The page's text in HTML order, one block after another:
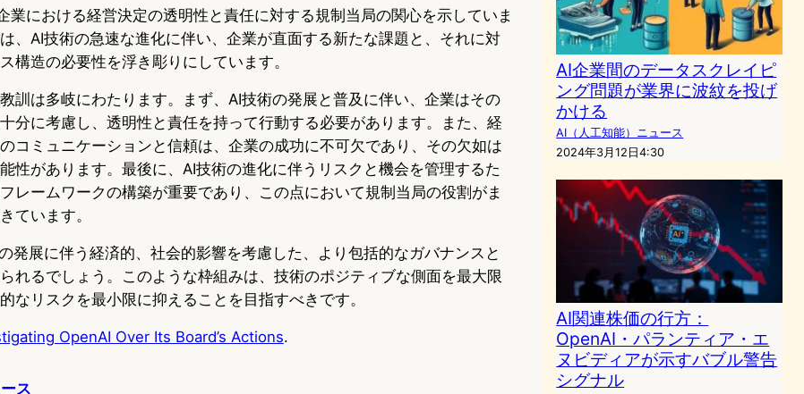
業における経営決定の透明性と責任に対する規制当局の関心を示していま
、AI技術の急速な進化に伴い、企業が直面する新たな課題と、それに対
構造の必要性を浮き彫りにしています。
訓は多岐にわたります。まず、AI技術の発展と普及に伴い、企業はその
分に考慮し、透明性と責任を持って行動する必要があります。また、経
コミュニケーションと信頼は、企業の成功に不可欠であり、その欠如は
性があります。最後に、AI技術の進化に伴うリスクと機会を管理するた
レームワークの構築が重要であり、この点において規制当局の役割がま
ています。
発展に伴う経済的、社会的影響を考慮した、より包括的なガバナンスと
れるでしょう。このような枠組みは、技術のポジティブな側面を最大限
なリスクを最小限に抑えることを目指すべきです。
OpenAI Over Its Board’s Actions.
ス
AI企業間のデータスクレイピ
ング問題が業界に波紋を投げ
かける
AI（人工知能）ニュース
2024年3月12日4:30
AI関連株価の行方：
OpenAI・パランティア・エ
ヌビディアが示すバブル警告
シグナル